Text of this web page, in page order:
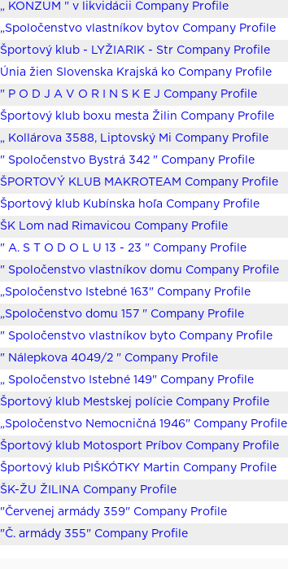
„ KONZUM " v likvidácii Company Profile
„Spoločenstvo vlastníkov bytov Company Profile
Športový klub - LYŽIARIK - Str Company Profile
Únia žien Slovenska Krajská ko Company Profile
" P O D J A V O R I N S K E J Company Profile
Športový klub boxu mesta Žilin Company Profile
„ Kollárova 3588, Liptovský Mi Company Profile
" Spoločenstvo Bystrá 342 " Company Profile
ŠPORTOVÝ KLUB MAKROTEAM Company Profile
Športový klub Kubínska hoľa Company Profile
ŠK Lom nad Rimavicou Company Profile
" A. S T O D O L U 13 - 23 " Company Profile
" Spoločenstvo vlastníkov domu Company Profile
„Spoločenstvo Istebné 163" Company Profile
„Spoločenstvo domu 157 " Company Profile
" Spoločenstvo vlastníkov byto Company Profile
" Nálepkova 4049/2 " Company Profile
„ Spoločenstvo Istebné 149" Company Profile
Športový klub Mestskej polície Company Profile
„Spoločenstvo Nemocničná 1946" Company Profile
Športový klub Motosport Príbov Company Profile
Športový klub PIŠKÓTKY Martin Company Profile
ŠK-ŽU ŽILINA Company Profile
"Červenej armády 359" Company Profile
"Č. armády 355" Company Profile